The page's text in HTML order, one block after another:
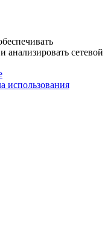
анализировать сетевой
использования